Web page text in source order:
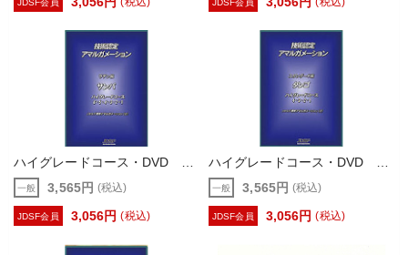
JDSF会員 JDSF会員
ハイグレードコース・DVD サンバ
一般 3,565円(税込)
JDSF会員 3,056円 (税込)
ハイグレードコース・DVD タンゴ
一般 3,565円(税込)
JDSF会員 3,056円 (税込)